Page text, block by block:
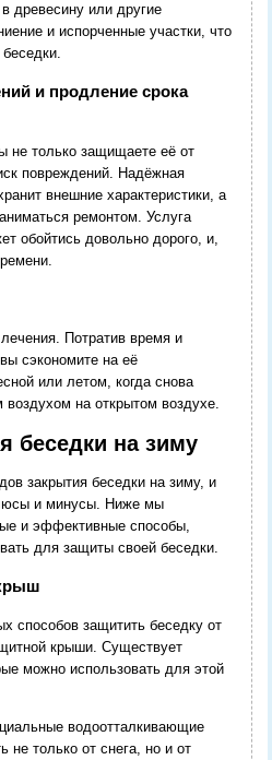
древесину или другие
и испорченные участки, что
и продление срока
не только защищаете её от
повреждений. Надёжная
внешние характеристики, а
ремонтом. Услуга
обойтись довольно дорого, и,
Потратив время и
сэкономите на её
или летом, когда снова
на открытом воздухе.
беседки на зиму
закрытия беседки на зиму, и
и минусы. Ниже мы
и эффективные способы,
для защиты своей беседки.
способов защитить беседку от
крыши. Существует
можно использовать для этой
водоотталкивающие
не только от снега, но и от